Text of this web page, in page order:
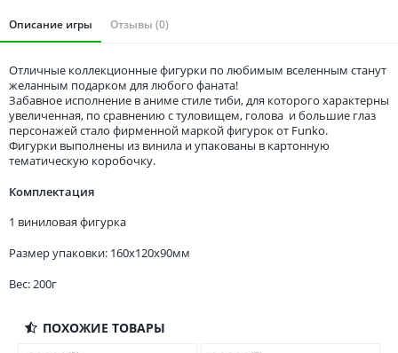
Описание игры Отзывы (0)
Отличные коллекционные фигурки по любимым вселенным станут
желанным подарком для любого фаната!
Забавное исполнение в аниме стиле тиби, для которого характерны
увеличенная, по сравнению с туловищем, голова и большие глаз
персонажей стало фирменной маркой фигурок от Funko.
Фигурки выполнены из винила и упакованы в картонную
тематическую коробочку.
Комплектация
1 виниловая фигурка
Размер упаковки: 160x120x90мм
Вес: 200г
ПОХОЖИЕ ТОВАРЫ